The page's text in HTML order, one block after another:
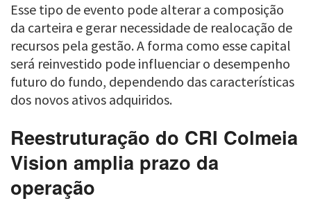
Esse tipo de evento pode alterar a composição
da carteira e gerar necessidade de realocação de
recursos pela gestão. A forma como esse capital
será reinvestido pode influenciar o desempenho
futuro do fundo, dependendo das características
dos novos ativos adquiridos.
Reestruturação do CRI Colmeia
Vision amplia prazo da
operação